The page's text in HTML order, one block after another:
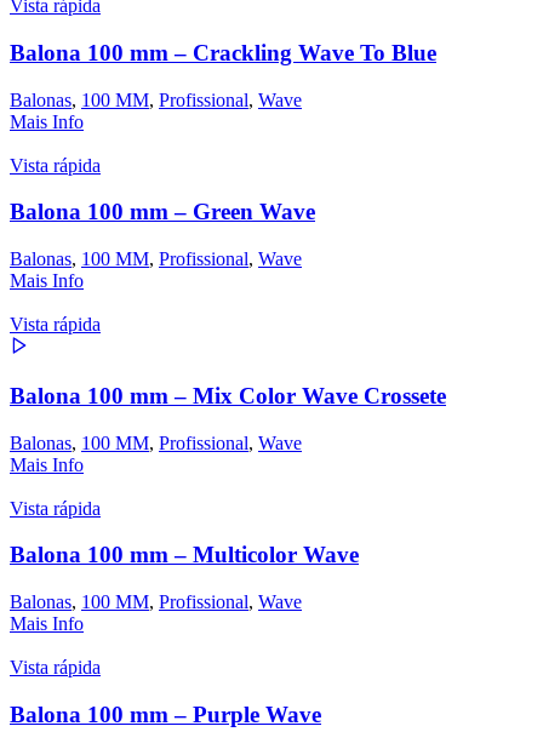
Vista rápida
Balona 100 mm – Crackling Wave To Blue
Balonas, 100 MM, Profissional, Wave
Mais Info
Vista rápida
Balona 100 mm – Green Wave
Balonas, 100 MM, Profissional, Wave
Mais Info
Vista rápida
Balona 100 mm – Mix Color Wave Crossete
Balonas, 100 MM, Profissional, Wave
Mais Info
Vista rápida
Balona 100 mm – Multicolor Wave
Balonas, 100 MM, Profissional, Wave
Mais Info
Vista rápida
Balona 100 mm – Purple Wave